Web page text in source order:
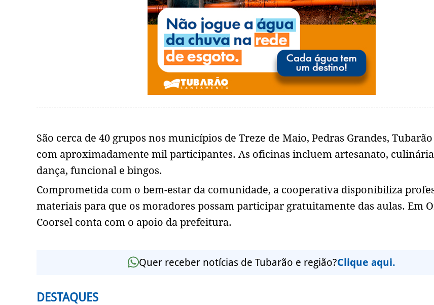
São cerca de 40 grupos nos municípios de Treze de Maio, Pedras Grandes,
com aproximadamente mil participantes. As oficinas incluem artesanato,
dança, funcional e bingos.
Comprometida com o bem-estar da comunidade, a cooperativa disponibiliza
materiais para que os moradores possam participar gratuitamente das aulas. Em
Coorsel conta com o apoio da prefeitura.
Quer receber notícias de Tubarão e região?Clique aqui.
DESTAQUES